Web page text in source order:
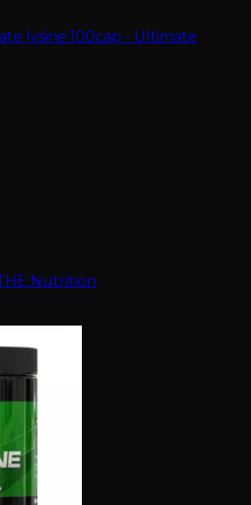
lysine 100cap - Ultimate
Nutrition